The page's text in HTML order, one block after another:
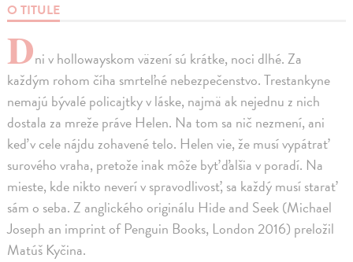
O TITULE
Dni v hollowayskom väzení sú krátke, noci dlhé. Za
každým rohom číha smrteľné nebezpečenstvo. Trestankyne
nemajú bývalé policajtky v láske, najmä ak nejednu z nich
dostala za mreže práve Helen. Na tom sa nič nezmení, ani
keď v cele nájdu zohavené telo. Helen vie, že musí vypátrať
surového vraha, pretože inak môže byť ďalšia v poradí. Na
mieste, kde nikto neverí v spravodlivosť, sa každý musí starať
sám o seba. Z anglického originálu Hide and Seek (Michael
Joseph an imprint of Penguin Books, London 2016) preložil
Matúš Kyčina.